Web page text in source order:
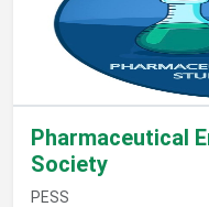
Pharmaceutical
Society
PESS